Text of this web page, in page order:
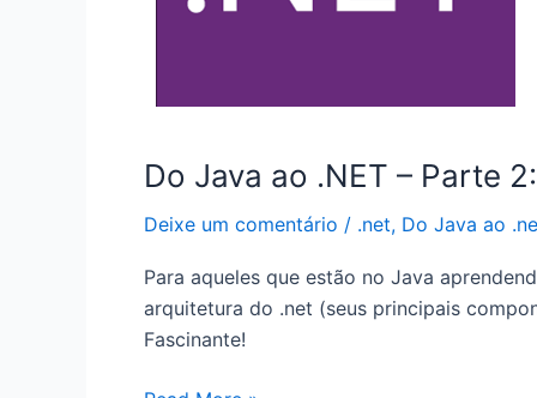
Do Java ao .NET – Parte
Deixe um comentário / .net, Do Java ao
Para aqueles que estão no Java
arquitetura do .net (seus principais
Fascinante!